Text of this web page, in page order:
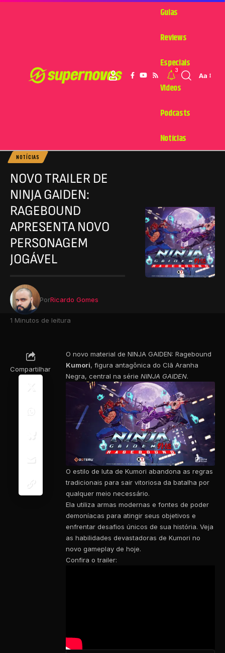
Guias
Reviews
Especiais
Videos
Podcasts
Notícias
3
Aa
NOTÍCIAS
NOVO TRAILER DE
NINJA GAIDEN:
RAGEBOUND
APRESENTA NOVO
PERSONAGEM
JOGÁVEL
PorRicardo Gomes
1 Minutos de leitura
Compartilhar
O novo material de NINJA GAIDEN: Ragebound
Kumori, figura antagônica do Clã Aranha
Negra, central na série NINJA GAIDEN.
O estilo de luta de Kumori abandona as regras
tradicionais para sair vitoriosa da batalha por
qualquer meio necessário.
Ela utiliza armas modernas e fontes de poder
demoníacas para atingir seus objetivos e
enfrentar desafios únicos de sua história. Veja
as habilidades devastadoras de Kumori no
novo gameplay de hoje.
Confira o trailer: